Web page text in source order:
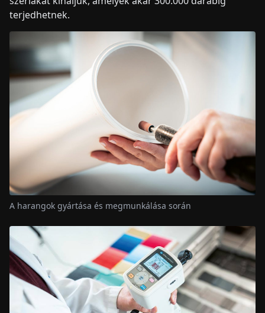
terjedhetnek.
A harangok gyártása és megmunkálása során